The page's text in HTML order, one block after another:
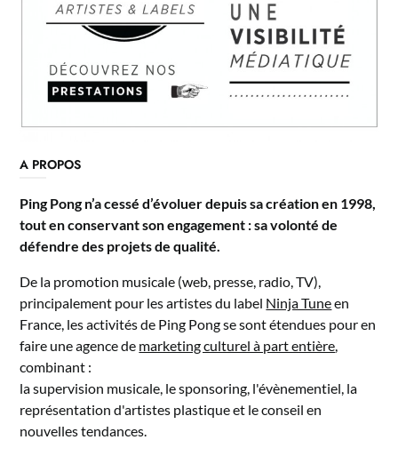
A PROPOS
Ping Pong n’a cessé d’évoluer depuis sa création en 1998,
tout en conservant son engagement : sa volonté de
défendre des projets de qualité.
De la promotion musicale (web, presse, radio, TV),
principalement pour les artistes du label Ninja Tuneen
France, les activités de Ping Pong se sont étendues pour en
faire une agence de marketing culturel à part entière
combinant :
la supervision musicale, le sponsoring, l'évènementiel, la
représentation d'artistes plastique et le conseil en
nouvelles tendances.